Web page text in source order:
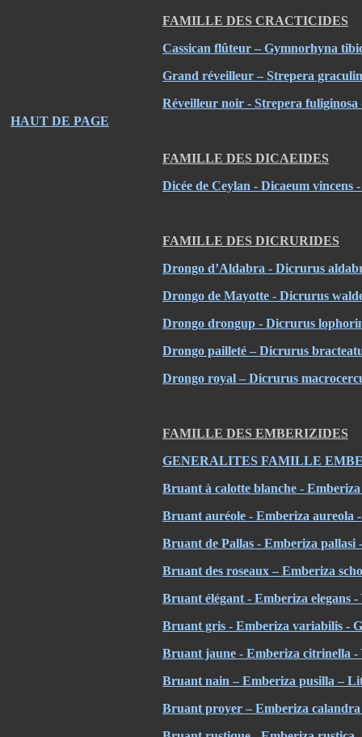
FAMILLE DES CRACTICIDES
Cassican flûteur – Gymnorhyna
Grand réveilleur – Strepera
Réveilleur noir - Strepera
FAMILLE DES DICAEIDES
Dicée de Ceylan - Dicaeum vincens
FAMILLE DES DICRURIDES
Drongo d’Aldabra - Dicrurus
Drongo de Mayotte - Dicrurus
Drongo drongup - Dicrurus
Drongo pailleté – Dicrurus
Drongo royal – Dicrurus
FAMILLE DES EMBERIZIDES
GENERALITES FAMILLE
Bruant à calotte blanche -
Bruant auréole - Emberiza aureola
Bruant de Pallas - Emberiza pallasi
Bruant des roseaux – Emberiza
Bruant élégant - Emberiza elegans
Bruant gris - Emberiza variabilis -
Bruant jaune - Emberiza citrinella -
Bruant nain – Emberiza pusilla –
Bruant proyer – Emberiza
HAUT DE PAGE